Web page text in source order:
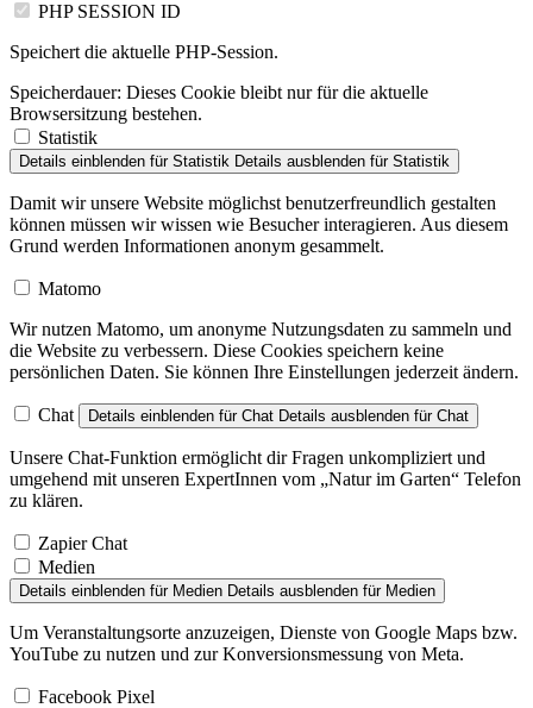
PHP SESSION ID
Speichert die aktuelle PHP-Session.
Speicherdauer: Dieses Cookie bleibt nur für die aktuelle
Browsersitzung bestehen.
Statistik
Details einblenden für Statistik Details ausblenden für Statistik
Damit wir unsere Website möglichst benutzerfreundlich gestalten
können müssen wir wissen wie Besucher interagieren. Aus diesem
Grund werden Informationen anonym gesammelt.
Matomo
Wir nutzen Matomo, um anonyme Nutzungsdaten zu sammeln und
die Website zu verbessern. Diese Cookies speichern keine
persönlichen Daten. Sie können Ihre Einstellungen jederzeit ändern.
Chat Details einblenden für Chat Details ausblenden für Chat
Unsere Chat-Funktion ermöglicht dir Fragen unkompliziert und
umgehend mit unseren ExpertInnen vom „Natur im Garten“ Telefon
zu klären.
Zapier Chat
Medien
Details einblenden für Medien Details ausblenden für Medien
Um Veranstaltungsorte anzuzeigen, Dienste von Google Maps bzw.
YouTube zu nutzen und zur Konversionsmessung von Meta.
Facebook Pixel